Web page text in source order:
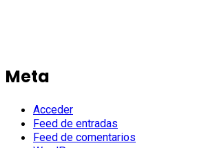
Meta
Acceder
Feed de entradas
Feed de comentarios